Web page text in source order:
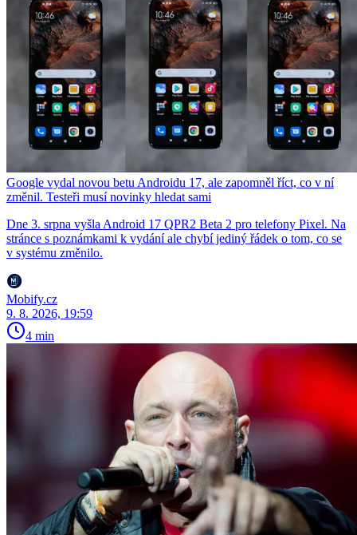
Google vydal novou betu Androidu 17, ale zapomněl říct, co v ní
změnil. Testeři musí novinky hledat sami
Dne 3. srpna vyšla Android 17 QPR2 Beta 2 pro telefony Pixel. Na
stránce s poznámkami k vydání ale chybí jediný řádek o tom, co se
v systému změnilo.
Mobify.cz
9. 8. 2026, 19:59
4 min